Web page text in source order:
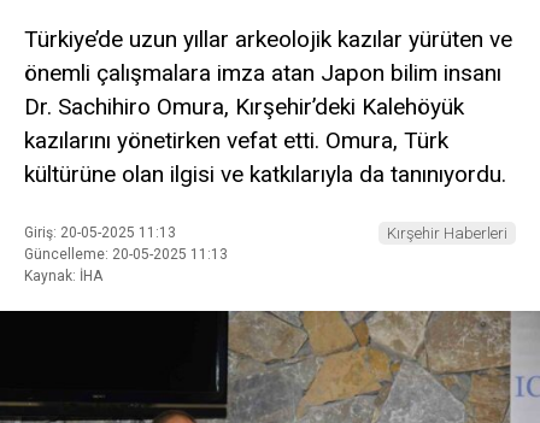
Türkiye’de uzun yıllar arkeolojik kazılar yürüten ve
önemli çalışmalara imza atan Japon bilim insanı
Dr. Sachihiro Omura, Kırşehir’deki Kalehöyük
kazılarını yönetirken vefat etti. Omura, Türk
kültürüne olan ilgisi ve katkılarıyla da tanınıyordu.
Giriş: 20-05-2025 11:13
Güncelleme: 20-05-2025 11:13
Kaynak: İHA
Kırşehir Haberleri